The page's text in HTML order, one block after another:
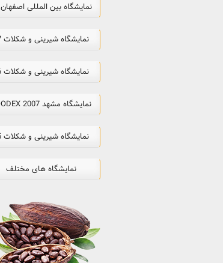
نمایشگاه بین المللی اصفهان 87
نمایشگاه شیرینی و شکلات 87
نمایشگاه شیرینی و شکلات 86
نمایشگاه مشهد FOODEX 2007
نمایشگاه شیرینی و شکلات 85
نمایشگاه های مختلف